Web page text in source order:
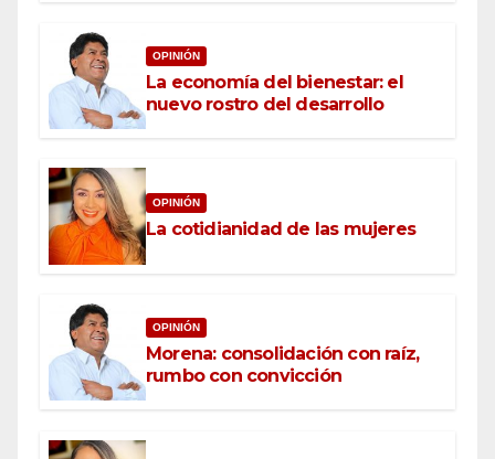
OPINIÓN
La economía del bienestar: el
nuevo rostro del desarrollo
OPINIÓN
La cotidianidad de las mujeres
OPINIÓN
Morena: consolidación con raíz,
rumbo con convicción